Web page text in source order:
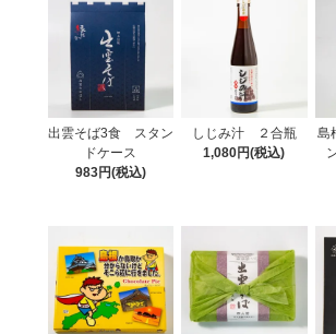
出雲そば3食 スタン
ドケース
983円(税込)
しじみ汁 ２合瓶
1,080円(税込)
島